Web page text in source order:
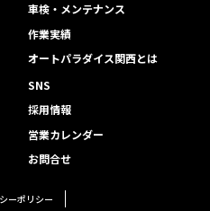
車検・メンテナンス
作業実績
オートパラダイス関西とは
SNS
採用情報
営業カレンダー
お問合せ
ーポリシー